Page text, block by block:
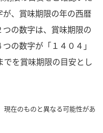
たれ
レモン果汁
納豆
、賞味期限の年の西暦
の数字は、賞味期限の
の数字が「１４０４」
でを賞味期限の目安とし
現在のものと異なる可能性があ